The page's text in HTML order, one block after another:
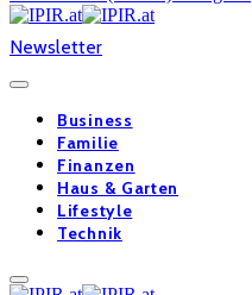
Newsletter
Business
Familie
Finanzen
Haus & Garten
Lifestyle
Technik